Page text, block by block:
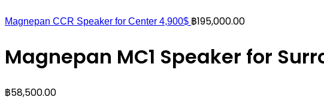
Magnepan CCR Speaker for Center 4,900$ ฿195,000.00
Magnepan MC1 Speaker for
฿58,500.00